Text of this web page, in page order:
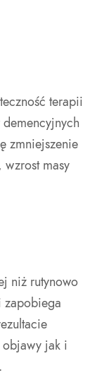
terapii
zmniejszenie
masy
niż rutynowo
zapobiega
jak i